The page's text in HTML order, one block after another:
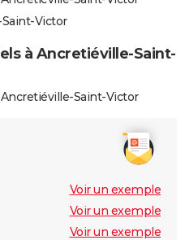
Victor
à Ancretiéville-Saint-
Saint-Victor
Voir un exemple
Voir un exemple
Voir un exemple